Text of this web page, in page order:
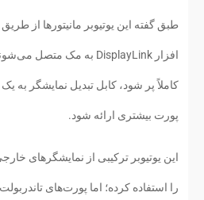
طبق گفته این یوتیوبر مانیتورها از
کاملاً پر شود، کابل تبدیل نمایشگر به
پورت بیشتری ارائه شود.
را استفاده کرده؛ اما پورت‌های